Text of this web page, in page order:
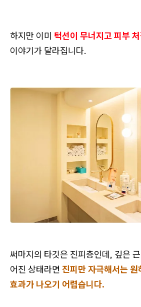
하지만 이미 턱선이 무너지고 피부
이야기가 달라집니다.
써마지의 타깃은 진피층인데, 깊은
어진 상태라면 진피만 자극해서는 원
효과가 나오기 어렵습니다.